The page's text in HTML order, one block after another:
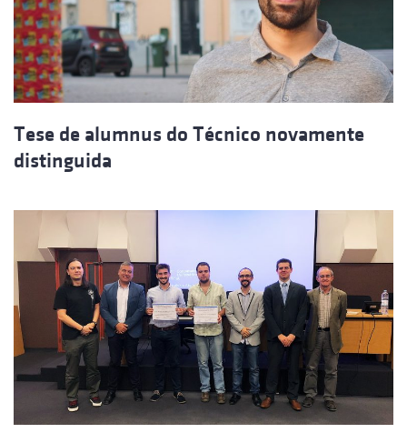
Tese de alumnus do Técnico novamente
distinguida